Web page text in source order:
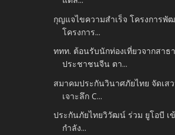
กุญแจไขความสำเร็จ โครงการ
โครงการ...
ททท. ต้อนรับนักท่องเที่ยวจากสาธ
ประชาชนจีน ตา...
สมาคมประกันวินาศภัยไทย จัดเส
เจาะลึก C...
ประกันภัยไทยวิวัฒน์ ร่วม ยูโอบี เ
กำลัง...